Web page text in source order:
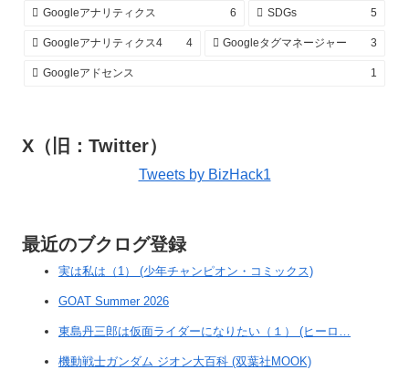
Googleアナリティクス 6 SDGs 5
Googleアナリティクス4 4 Googleタグマネージャー 3
Googleアドセンス 1
X（旧：Twitter）
Tweets by BizHack1
最近のブクログ登録
実は私は（1） (少年チャンピオン・コミックス)
GOAT Summer 2026
東島丹三郎は仮面ライダーになりたい（１） (ヒーロ…
機動戦士ガンダム ジオン大百科 (双葉社MOOK)